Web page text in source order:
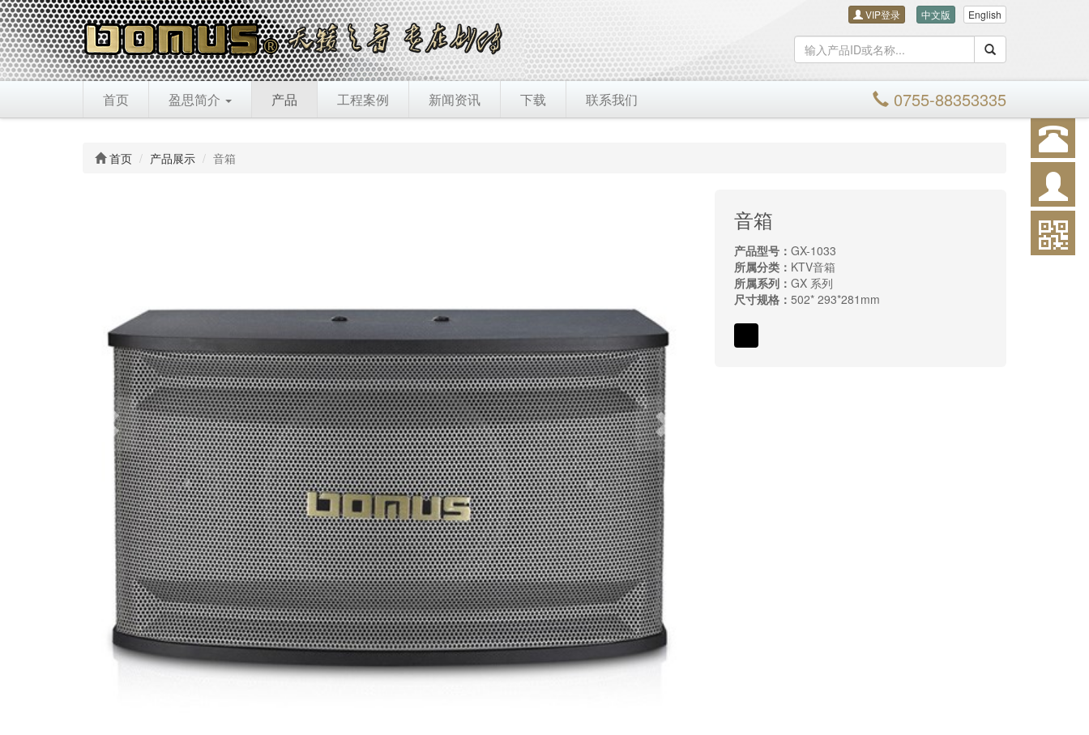
VIP登录 中文版 English
搜索
0755-88353335
首页 盈思简介 产品 工程案例 新闻资讯 下载 联系我们
首页 产品展示 音箱
音箱
产品型号： GX-1033
所属分类： KTV音箱
所属系列： GX 系列
尺寸规格： 502* 293*281mm